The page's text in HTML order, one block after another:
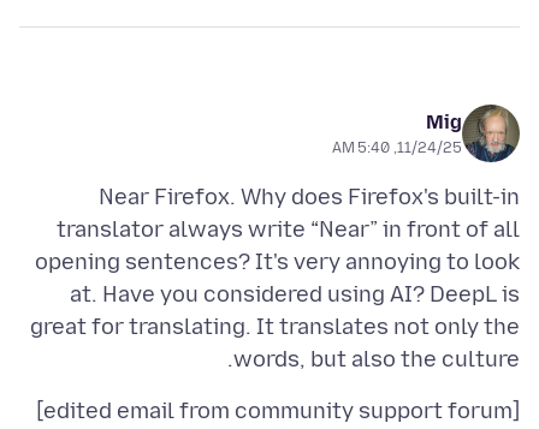
Mig
11/24/25, 5:40 AM
Near Firefox. Why does Firefox's built-in
translator always write “Near” in front of all
opening sentences? It's very annoying to look
at. Have you considered using AI? DeepL is
great for translating. It translates not only the
words, but also the culture.
[edited email from community support forum]